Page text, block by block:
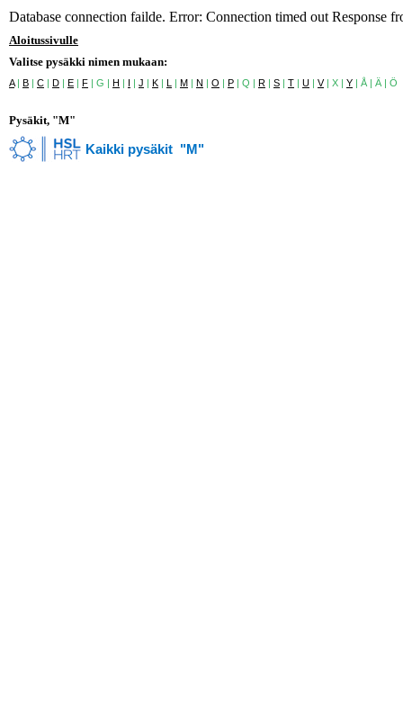
Database connection failde. Error: Connection timed out Response
Aloitussivulle
Valitse pysäkki nimen mukaan:
A| B | C | D | E | F | G | H | I | J | K | L | M | N | O | P | Q | R | S | T | U | V| X | Y | Å | Ä | Ö
Pysäkit, "M"
Kaikki pysäkit "M"